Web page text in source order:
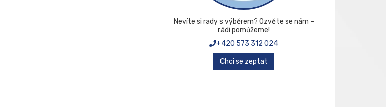
Nevíte si rady s výběrem? Ozvěte se nám –
rádi pomůžeme!
+420 573 312 024
Chci se zeptat